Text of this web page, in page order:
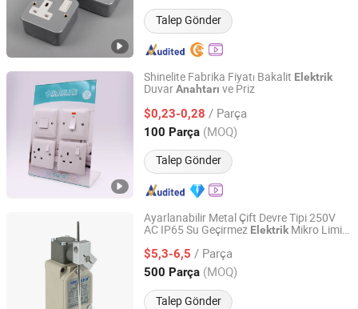
Talep Gönder
Shinelite Fabrika Fiyatı Bakalit Elektrik
DuvarAnahtarı ve Priz
$0,23-0,28 / Parça
100 Parça (MOQ)
Talep Gönder
Shanghai Shinelite Electric Co., Ltd.
Shanghai, China Fiyat 2018
Ayarlanabilir Metal Çift Devre Tipi 250V
AC IP65 Su Geçirmez Elektrik Mikro Limit
$5,3-6,5 / Parça
500 Parça (MOQ)
Talep Gönder
YUEQING AIBEIKEN ELECTRIC CO., LTD.
Zhejiang, China Fiyat 2019